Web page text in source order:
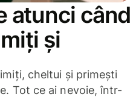
atunci când
și
cheltui și primești
Tot ce ai nevoie, într-